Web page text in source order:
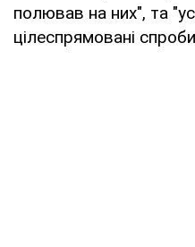
полював на них", та
цілеспрямовані